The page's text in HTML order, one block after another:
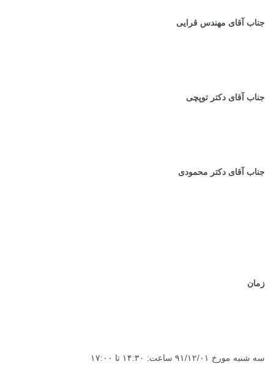
جناب آقای مهندس قرایی
جناب آقای دکتر توپچی
جناب آقای دکتر محمودی
زمان
سه شنبه مورخ ۹۱/۱۲/۰۱ ساعت: ۱۴:۳۰ تا ۱۷:۰۰